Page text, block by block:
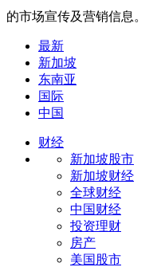
的市场宣传及营销信息。
最新
新加坡
东南亚
国际
中国
财经
新加坡股市
新加坡财经
全球财经
中国财经
投资理财
房产
美国股市